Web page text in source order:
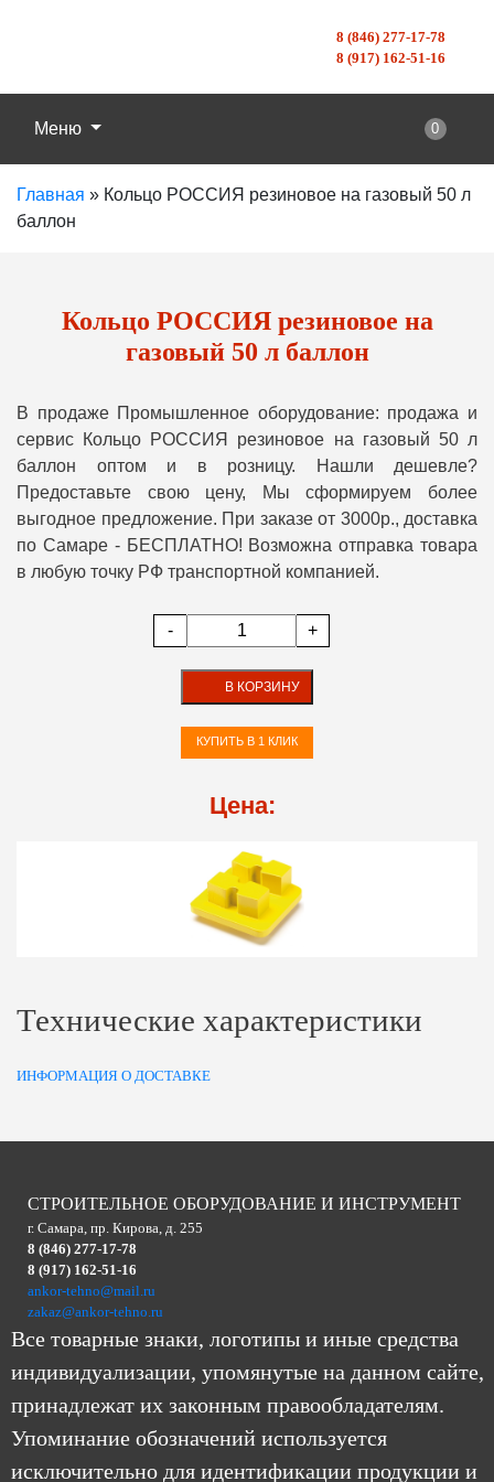
8 (846) 277-17-78
8 (917) 162-51-16
Меню 0
Главная » Кольцо РОССИЯ резиновое на газовый 50 л
баллон
Кольцо РОССИЯ резиновое на
газовый 50 л баллон
В продаже Промышленное оборудование: продажа и
сервис Кольцо РОССИЯ резиновое на газовый 50 л
баллон оптом и в розницу. Нашли дешевле?
Предоставьте свою цену, Мы сформируем более
выгодное предложение. При заказе от 3000р., доставка
по Самаре - БЕСПЛАТНО! Возможна отправка товара
в любую точку РФ транспортной компанией.
- +
В КОРЗИНУ
КУПИТЬ В 1 КЛИК
Цена:
Технические характеристики
ИНФОРМАЦИЯ О ДОСТАВКЕ
СТРОИТЕЛЬНОЕ ОБОРУДОВАНИЕ И ИНСТРУМЕНТ
г. Самара, пр. Кирова, д. 255
8 (846) 277-17-78
8 (917) 162-51-16
ankor-tehno@mail.ru
zakaz@ankor-tehno.ru
Все товарные знаки, логотипы и иные средства
индивидуализации, упомянутые на данном сайте,
принадлежат их законным правообладателям.
Упоминание обозначений используется
исключительно для идентификации продукции и